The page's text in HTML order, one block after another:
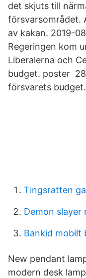
det skjuts till
försvarsområdet.
av kakan. 2019-
Regeringen kom
Liberalerna och
budget. poster
försvarets budget.
Tingsratten
Demon slayer
Bankid mobilt
New pendant
modern desk